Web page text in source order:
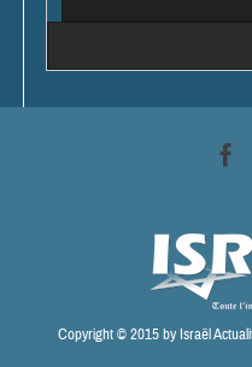
Copyright © 2015 by Israël